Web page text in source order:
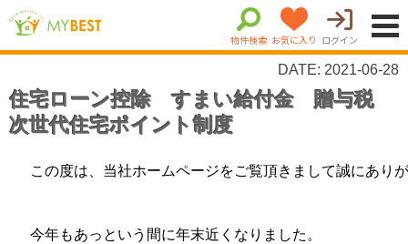
物件検索 お気に入り ログイン
DATE: 2021-06-28
住宅ローン控除 すまい給付金 贈与税
次世代住宅ポイント制度
この度は、当社ホームページをご覧頂きまして誠にあり
今年もあっという間に年末近くなりました。